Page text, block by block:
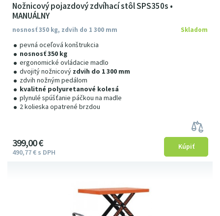
Nožnicový pojazdový zdvíhací stôl SPS350s •
MANUÁLNY
nosnosť 350 kg, zdvih do 1 300 mm
pevná oceľová konštrukcia
nosnosť 350 kg
ergonomické ovládacie madlo
dvojitý nožnicový zdvih do 1 300 mm
zdvih nožným pedálom
kvalitné polyuretanové kolesá
plynulé spúšťanie páčkou na madle
2 kolieska opatrené brzdou
Skladom
399 00€
490 77€ s DPH